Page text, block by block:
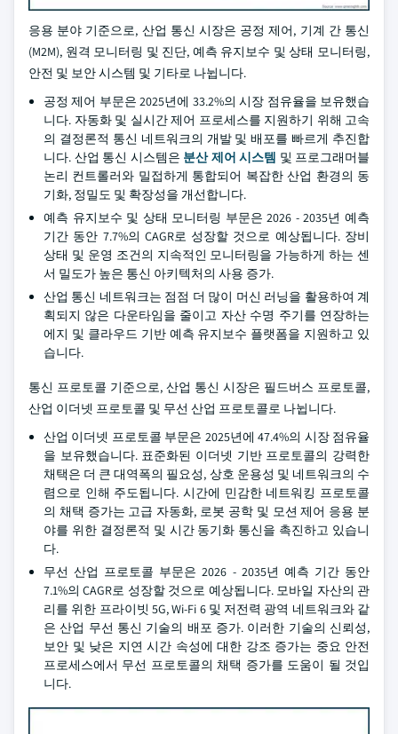
응용 분야 기준으로, 산업 통신 시장은 공정 제어, 기계 간 통신
(M2M), 원격 모니터링 및 진단, 예측 유지보수 및 상태 모니터링,
안전 및 보안 시스템 및 기타로 나뉩니다.
공정 제어 부문은 2025년에 33.2%의 시장 점유율을 보유했습
니다. 자동화 및 실시간 제어 프로세스를 지원하기 위해 고속
의 결정론적 통신 네트워크의 개발 및 배포를 빠르게 추진합
니다. 산업 통신 시스템은 분산 제어 시스템 및 프로그래머블
논리 컨트롤러와 밀접하게 통합되어 복잡한 산업 환경의 동
기화, 정밀도 및 확장성을 개선합니다.
예측 유지보수 및 상태 모니터링 부문은 2026 - 2035년 예측
기간 동안 7.7%의 CAGR로 성장할 것으로 예상됩니다. 장비
상태 및 운영 조건의 지속적인 모니터링을 가능하게 하는 센
서 밀도가 높은 통신 아키텍처의 사용 증가.
산업 통신 네트워크는 점점 더 많이 머신 러닝을 활용하여 계
획되지 않은 다운타임을 줄이고 자산 수명 주기를 연장하는
에지 및 클라우드 기반 예측 유지보수 플랫폼을 지원하고 있
습니다.
통신 프로토콜 기준으로, 산업 통신 시장은 필드버스 프로토콜,
산업 이더넷 프로토콜 및 무선 산업 프로토콜로 나뉩니다.
산업 이더넷 프로토콜 부문은 2025년에 47.4%의 시장 점유율
을 보유했습니다. 표준화된 이더넷 기반 프로토콜의 강력한
채택은 더 큰 대역폭의 필요성, 상호 운용성 및 네트워크의 수
렴으로 인해 주도됩니다. 시간에 민감한 네트워킹 프로토콜
의 채택 증가는 고급 자동화, 로봇 공학 및 모션 제어 응용 분
야를 위한 결정론적 및 시간 동기화 통신을 촉진하고 있습니
다.
무선 산업 프로토콜 부문은 2026 - 2035년 예측 기간 동안
7.1%의 CAGR로 성장할 것으로 예상됩니다. 모바일 자산의 관
리를 위한 프라이빗 5G, Wi-Fi 6 및 저전력 광역 네트워크와 같
은 산업 무선 통신 기술의 배포 증가. 이러한 기술의 신뢰성,
보안 및 낮은 지연 시간 속성에 대한 강조 증가는 중요 안전
프로세스에서 무선 프로토콜의 채택 증가를 도움이 될 것입
니다.